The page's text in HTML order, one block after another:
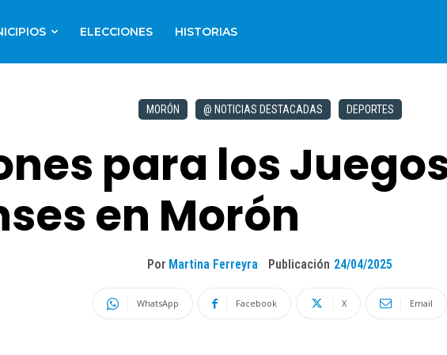
ELECCIONES HISTORIAS
MORÓN @ NOTICIAS DESTACADAS DEPORTES
para los
en Morón
Por Martina Ferreyra Publicación 24/04/2025
WhatsApp Facebook X Email